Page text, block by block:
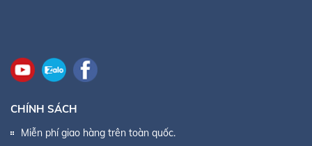
CHÍNH SÁCH
Miễn phí giao hàng trên toàn quốc.